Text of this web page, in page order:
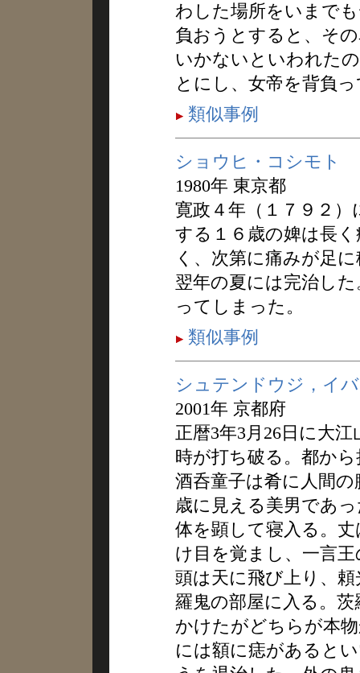
わした場所をいまで
負おうとすると、そ
いかないといわれた
とにし、女帝を背負
類似事例
ショウヒ・コシモト
1980年 東京都
寛政４年（１７９２
する１６歳の婢は長
く、次第に痛みが足
翌年の夏には完治し
ってしまった。
類似事例
シュテンドウジ，イ
2001年 京都府
正暦3年3月26日に大
時が打ち破る。都か
酒呑童子は肴に人間
歳に見える美男であ
体を顕して寝入る。
け目を覚まし、一言
頭は天に飛び上り、
羅鬼の部屋に入る。
かけたがどちらが本
には額に痣があると